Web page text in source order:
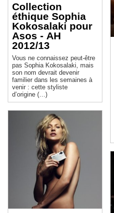
Collection
éthique Sophia
Kokosalaki pour
Asos - AH
2012/13
Vous ne connaissez peut-être
pas Sophia Kokosalaki, mais
son nom devrait devenir
familier dans les semaines à
venir : cette styliste
d’origine (…)